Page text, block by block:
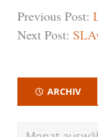
Previous Post:
Next Post:
ARCHIV